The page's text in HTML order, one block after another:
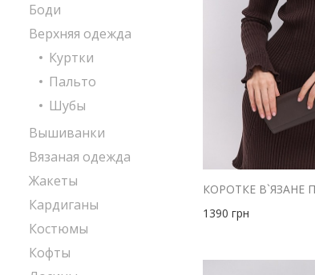
1390 грн
Боди
Верхняя одежда
Куртки
Пальто
Шубы
Вышиванки
Вязаная одежда
Жакеты
Кардиганы
Костюмы
Кофты